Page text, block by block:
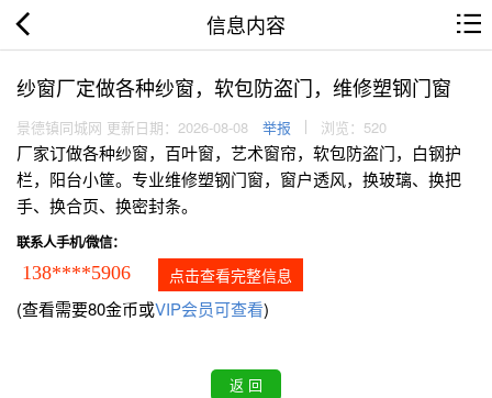
信息内容
纱窗厂定做各种纱窗，软包防盗门，维修塑钢门窗
景德镇同城网 更新日期：2026-08-08 举报 浏览：520
厂家订做各种纱窗，百叶窗，艺术窗帘，软包防盗门，白钢护
栏，阳台小筐。专业维修塑钢门窗，窗户透风，换玻璃、换把
手、换合页、换密封条。
联系人手机/微信：
138****5906 点击查看完整信息
(查看需要80金币或VIP会员可查看)